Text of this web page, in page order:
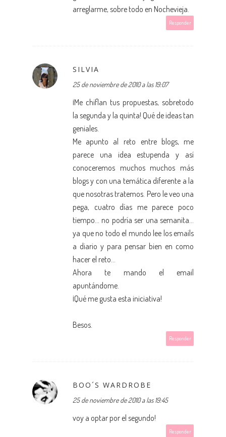
arreglarme, sobre todo en Nochevieja.
Responder
SILVIA
25 de noviembre de 2010 a las 19:07
¡Me chiflan tus propuestas, sobretodo
la segunda y la quinta! Qué de ideas tan
geniales.
Me apunto al reto entre blogs, me
parece una idea estupenda y así
conoceremos muchos muchos más
blogs y con una temática diferente a la
que nosotras tratemos. Pero le veo una
pega, cuatro días me parece poco
tiempo... no podría ser una semanita...
ya que no todo el mundo lee los emails
a diario y para pensar bien en como
hacer el reto...
Ahora te mando el email
apuntándome.
¡Qué me gusta esta iniciativa!
Besos.
Responder
BOO´S WARDROBE
25 de noviembre de 2010 a las 19:45
voy a optar por el segundo!
Responder